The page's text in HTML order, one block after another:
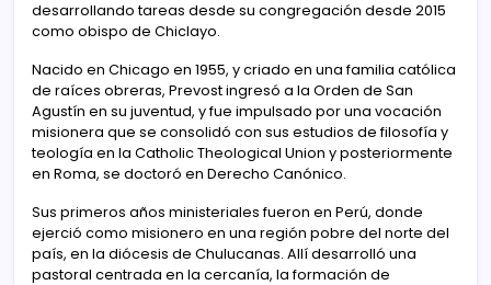
desarrollando tareas desde su congregación desde 2015
como obispo de Chiclayo.
Nacido en Chicago en 1955, y criado en una familia católica
de raíces obreras, Prevost ingresó a la Orden de San
Agustín en su juventud, y fue impulsado por una vocación
misionera que se consolidó con sus estudios de filosofía y
teología en la Catholic Theological Union y posteriormente
en Roma, se doctoró en Derecho Canónico.
Sus primeros años ministeriales fueron en Perú, donde
ejerció como misionero en una región pobre del norte del
país, en la diócesis de Chulucanas. Allí desarrolló una
pastoral centrada en la cercanía, la formación de